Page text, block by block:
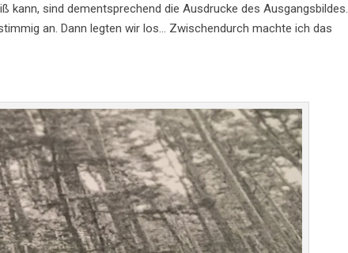
kann, sind dementsprechend die Ausdrucke des Ausgangsbildes.
an. Dann legten wir los… Zwischendurch machte ich das